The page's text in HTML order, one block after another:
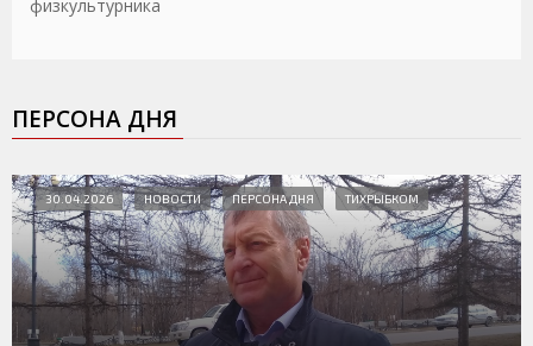
физкультурника
ПЕРСОНА ДНЯ
30.04.2026 НОВОСТИ ПЕРСОНА ДНЯ ТИХРЫБКОМ